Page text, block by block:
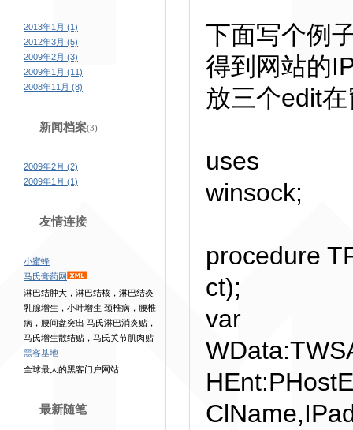
2013年1月 (1)
2012年3月 (5)
2009年2月 (3)
2009年1月 (11)
2008年11月 (8)
新闻档案(3)
2009年2月 (2)
2009年1月 (1)
友情连接
小蜜蜂
马氏膏药网
淋巴结肿大，淋巴结核，淋巴结炎
乳腺增生，小叶增生 颈椎病，腰椎
病，腰间盘突出 马氏淋巴消炎贴，
马氏增生散结贴，马氏关节肌肉贴
黑客基地
全球最大的黑客门户网站
最新随笔
下面写个例
得到网站的
放三个edit
uses
winsock;
procedure
ct);
var